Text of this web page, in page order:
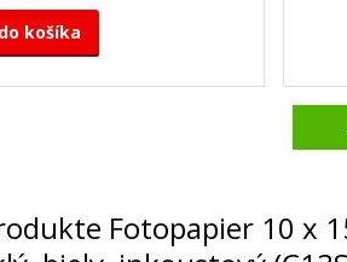
košíka
Fotopapier 10 x